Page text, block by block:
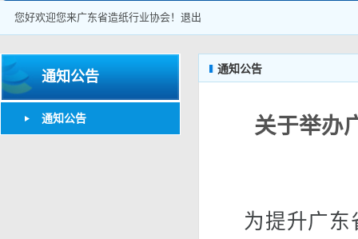
您好欢迎您来广东省造纸行业协会！ 退出
通知公告
通知公告
通知公告
关于举办
为提升广